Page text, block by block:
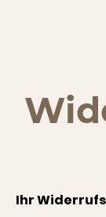
Ihr